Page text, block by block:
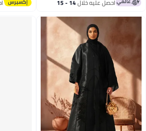
احصل عليه خلال 14 - 15